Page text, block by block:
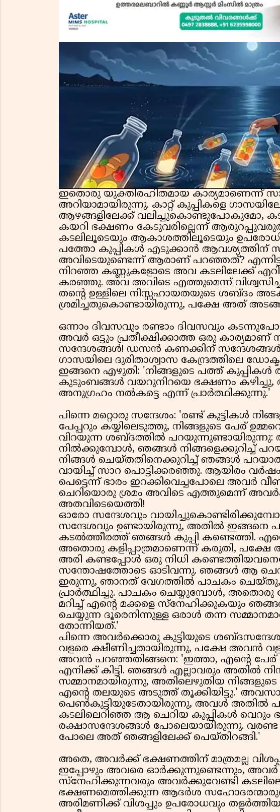
ഇതൊരു യുക്തിരഹിതമായ കാര്യമാണെന്ന്
അറിയാമായിരുന്നു. കാറ്റ് കുപ്പികളെ
ആഴങ്ങളിലേക്ക് വലിച്ചുകൊണ്ടുപോകുമോ,
കയറി ഭക്ഷണം കേടുവരില്ലെന്ന്
കടലിലൂടെയും ആകാശത്തിലൂടെയും
പത്തോ കുപ്പികൾ എടുക്കാൻ ആവശ്യത്തിന്
അവിടെയുണ്ടെന്ന് ആരാണ് പറഞ്ഞത്?
നിറഞ്ഞ കണ്ണുകളോടെ അവ കടലിലേക്ക്
കരഞ്ഞു. അവ അവിടെ എത്തുമെന്ന്
തന്റെ ഉള്ളിലെ നിസ്സഹായതയുടെ ശബ്ദം
ശ്രമിച്ചതുകൊണ്ടായിരുന്നു, പക്ഷേ അത്
ഒന്നാം ദിവസവും രണ്ടാം ദിവസവും
അവർ ഒട്ടും പ്രതീക്ഷിക്കാത്ത ഒരു
സന്ദേശങ്ങൾ! ഡസൻ കണക്കിന്
ഗാസയിലെ ദുരിതാശ്വാസ കേന്ദ്രത്തിലെ
ഇങ്ങനെ എഴുതി: 'നിങ്ങളുടെ പത്ത് കുപ്പികൾ
കുടുംബങ്ങൾ വയറുനിറയെ ഭക്ഷണം
അനുഗ്രഹം നൽകട്ടെ എന്ന് പ്രാർത്ഥിക്കുന്നു.'
പിന്നെ മറ്റൊരു സന്ദേശം: 'രണ്ട് കുട്ടികൾ
പേപ്പറും കയ്യിലെടുത്തു, നിങ്ങളുടെ പേര്
വിറയുന്ന ശബ്ദത്തിൽ പറയുന്നുണ്ടായിരുന്നു:
നിൽക്കുമ്പോൾ, ഞങ്ങൾ നിങ്ങളെക്കുറിച്ച്
നിങ്ങൾ ചെയ്തതിനെക്കുറിച്ച് ഞങ്ങൾ
വായിച്ച് സാറ പൊട്ടിക്കരഞ്ഞു. ആയിരം
പെട്ടെന്ന് ഭാരം ഇറക്കിവെച്ചപോലെ അവർ
ചെറിയൊരു ശ്രമം അവിടെ എത്തുമെന്ന്
അതവിടെയെത്തി!
ഓരോ സന്ദേശവും
സന്ദേശവും ഉണ്ടായിരുന്നു, അതിൽ ഇങ്ങനെ
കടൽത്തീരത്ത് ഞങ്ങൾ കുപ്പി കണ്ടെത്തി.
അതൊരു കളിപ്പാത്രമാണെന്ന് കരുതി,
അരി കണ്ടപ്പോൾ ഒരു നിധി
സന്തോഷത്തോടെ ഓടിവന്നു. ഞങ്ങൾ ആ
ഇരുന്നു, ഞാനത് വേഗത്തിൽ പാചകം ചെയ്തു,
പ്രാർത്ഥിച്ചു. പാചകം ചെയ്യുമ്പോൾ, അതൊരു
മറിച്ച് എന്റെ മക്കളെ സ്നേഹിക്കുകയും
ചെയ്യുന്ന ദൂരെനിന്നുള്ള ഒരാൾ തന്ന
തോന്നിയത്.'
പിന്നെ അവർക്കൊരു കുട്ടിയുടെ
വളരെ ക്ഷീണിച്ചതായിരുന്നു, പക്ഷേ അവൻ
അവൻ പറഞ്ഞതിങ്ങനെ: 'ഇത്താ, എന്റെ പേര്
എനിക്ക് കിട്ടി. ഞങ്ങൾ എല്ലാവരും അതിൽ
സമ്മാനമായിരുന്നു, അതിലെഴുതിയ
എന്റെ തലയുടെ അടുത്ത് തൂക്കിയിട്ടു.'
പെൺകുട്ടിയുടേതായിരുന്നു, അവൾ അതിൽ
കടലിലെറിഞ്ഞ ആ ചെറിയ കുപ്പികൾ വെറും
രക്ഷാസന്ദേശങ്ങൾ പോലെയായിരുന്നു. വരണ്ട
പോലെ അത് ഞങ്ങളിലേക്ക് പെയ്തിറങ്ങി.'
അതെ, അവർക്ക് ഭക്ഷണത്തിന് മാത്രമല്ല
ഇപ്പോഴും അവരെ ഓർക്കുന്നുണ്ടെന്നും, അവർ
സ്നേഹിക്കുന്നവരും അവർക്കുവേണ്ടി
ഭക്ഷണമെത്തിക്കുന്ന ആദർശ
അരിമണിക്ക് വിശപ്പും ഉപരോധവും